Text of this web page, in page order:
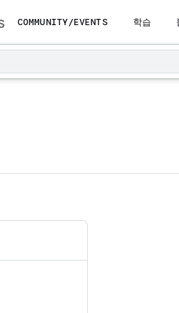
COMMUNITY/EVENTS 학습